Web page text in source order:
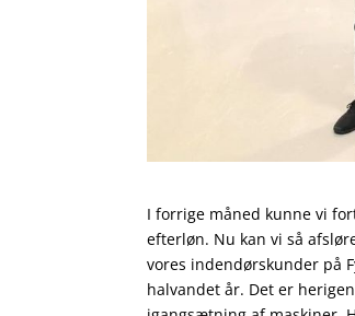
I forrige måned kunne vi
efterløn. Nu kan vi så
vores indendørskunder på
halvandet år. Det er